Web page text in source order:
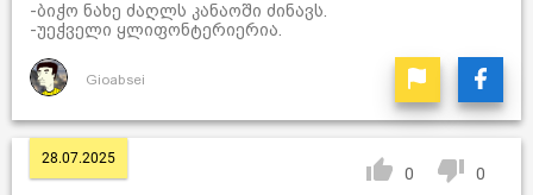
-ბიჭო ნახე ძაღლს კანაოში ძინავს.
-უეჭველი ყლიფონტერიერია.
Gioabsei
28.07.2025
0 0